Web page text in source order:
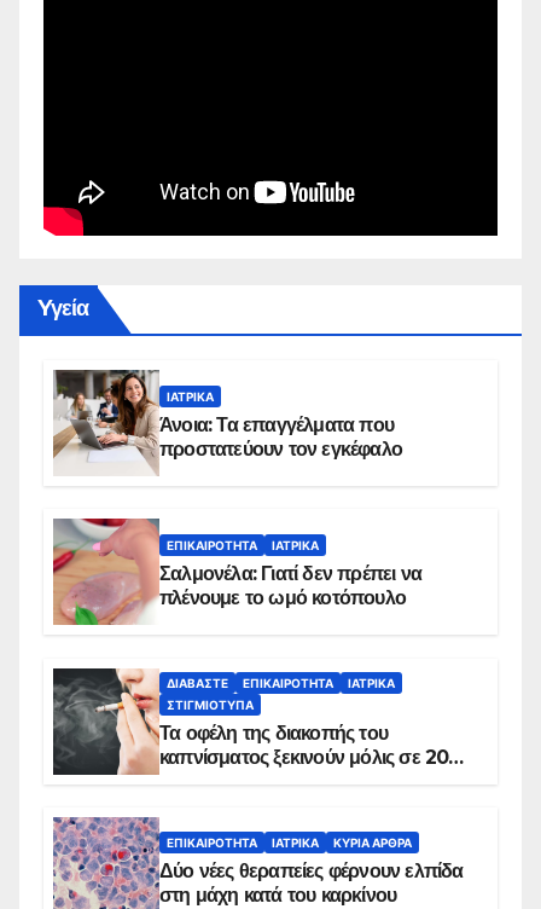
Yγεία
ΙΑΤΡΙΚΆ
Άνοια: Τα επαγγέλματα που
προστατεύουν τον εγκέφαλο
ΕΠΙΚΑΙΡΌΤΗΤΑ ΙΑΤΡΙΚΆ
Σαλμονέλα: Γιατί δεν πρέπει να
πλένουμε το ωμό κοτόπουλο
ΔΙΑΒΆΣΤΕ ΕΠΙΚΑΙΡΌΤΗΤΑ
ΙΑΤΡΙΚΆ
ΣΤΙΓΜΙΌΤΥΠΑ
Τα οφέλη της διακοπής του
καπνίσματος ξεκινούν μόλις σε 20
ΕΠΙΚΑΙΡΌΤΗΤΑ ΙΑΤΡΙΚΆ ΚΥΡΙΑ ΑΡΘΡΑ
Δύο νέες θεραπείες φέρνουν ελπίδα
στη μάχη κατά του καρκίνου